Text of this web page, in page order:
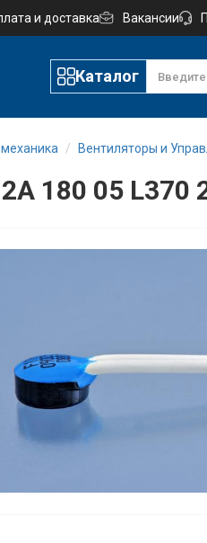
и доставка Вакансии
Каталог
Вентиляторы и
180 05 L370